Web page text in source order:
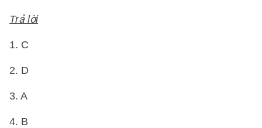
Trả lời
1. C
2. D
3. A
4. B